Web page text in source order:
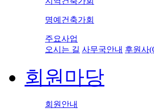
명예건축가회
주요사업
오시는 길 사무국안내 후원사
회원마당
회원안내